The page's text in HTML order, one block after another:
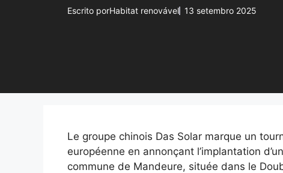
Escrito porHabitat renovável 13 setembro 2025
Le groupe chinois Das Solar marque un
européenne en annonçant l’implantation
commune de Mandeure, située dans le